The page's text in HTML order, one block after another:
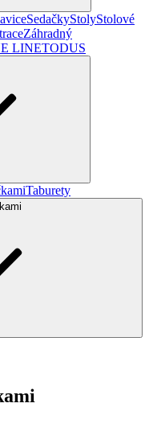
SedačkyStolyStolové
Záhradný
LINETODUS
Taburety